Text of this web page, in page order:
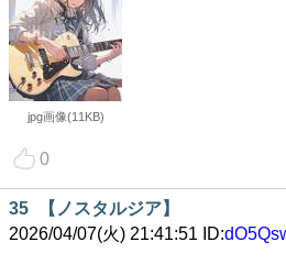
jpg画像(11KB)
0
35
【ノスタルジア】
2026/04/07(火) 21:41:51 ID: